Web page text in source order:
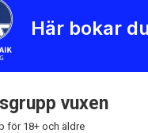
Här bokar
vuxen
för 18+ och äldre